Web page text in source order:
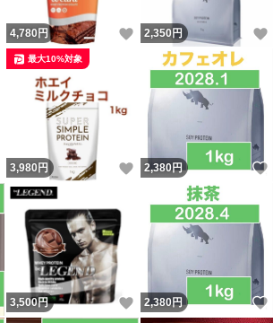
いいね！
4,780 円 いいね！
2,350 円
いいね！
3,980 円 いいね！
最大10%対象
2,380円
いいね！
3,500円 いいね！
2,380円